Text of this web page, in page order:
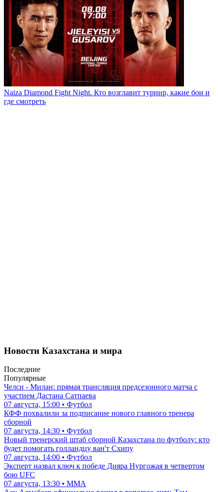
Naiza Diamond Fight Night. Кто возглавит турнир, какие бои и
где смотреть
Новости Казахстана и мира
Последние
Популярные
Челси - Милан: прямая трансляция предсезонного матча с
участием Дастана Сатпаева
07 августа, 15:00 • Футбол
КФФ похвалили за подписание нового главного тренера
сборной
07 августа, 14:30 • Футбол
Новый тренерский штаб сборной Казахстана по футболу: кто
будет помогать голландцу ван'т Схипу
07 августа, 14:00 • Футбол
Эксперт назвал ключ к победе Дияра Нургожая в четвертом
бою UFC
07 августа, 13:30 • ММА